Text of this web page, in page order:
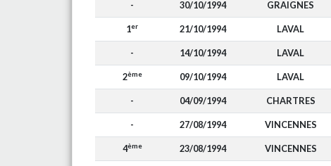
- 30/10/1994 GRAIGNES
1er 21/10/1994 LAVAL
- 14/10/1994 LAVAL
2ème 09/10/1994 LAVAL
- 04/09/1994 CHARTRES
- 27/08/1994 VINCENNES
4ème 23/08/1994 VINCENNES